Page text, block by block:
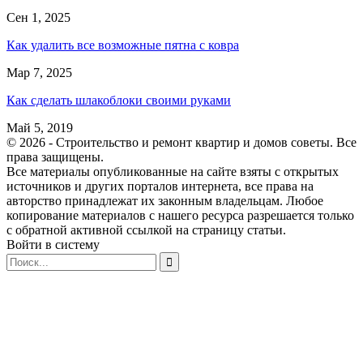
Сен 1, 2025
Как удалить все возможные пятна с ковра
Мар 7, 2025
Как сделать шлакоблоки своими руками
Май 5, 2019
© 2026 - Строительство и ремонт квартир и домов советы. Все
права защищены.
Все материалы опубликованные на сайте взяты с открытых
источников и других порталов интернета, все права на
авторство принадлежат их законным владельцам. Любое
копирование материалов с нашего ресурса разрешается только
с обратной активной ссылкой на страницу статьи.
Войти в систему